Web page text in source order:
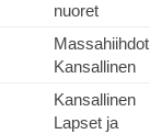
nuoret
Massahiihdot
Kansallinen
Kansallinen
Lapset ja